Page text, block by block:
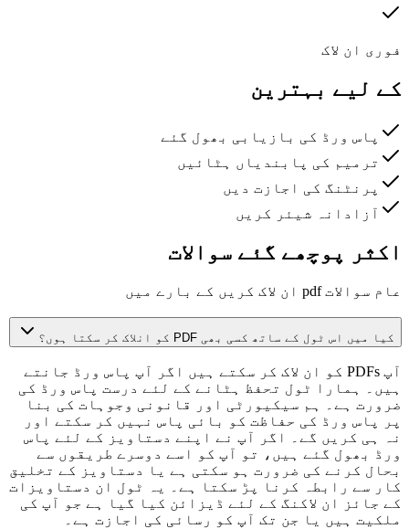
فوری ان لاک
کے لیے بہترین
پاس ورڈ کی بازیابی بھول گئے
ترمیم کی پابندیاں ہٹائیں
پرنٹنگ کی اجازت دیں
آزادانہ شیئر کریں
اکثر پوچھے گئے سوالات
عام سوالات pdf ان لاک کریں کے بارے میں
کیا میں اس ٹول کے ساتھ کسی بھی PDF کو انلاک کر سکتا ہوں؟
آپ PDFs کو ان لاک کر سکتے ہیں اگر آپ پاس ورڈ جانتے
ہیں۔ ہمارا ٹول تحفظ ہٹانے کے لئے درست پاس ورڈ کی
ضرورت ہے۔ ہم سیکیورٹی اور قانونی وجوہات کی بنا
پر پاس ورڈ کی حفاظت کو بائی پاس نہیں کر سکتے اور
نہ ہی کریں گے۔ اگر آپ نے اپنے دستاویز کے لئے پاس
ورڈ بھول گئے ہیں، تو آپ کو اسے دوسرے طریقوں سے
بحال کرنے کی ضرورت ہو سکتی ہے یا دستاویز کے تخلیق
کار سے رابطہ کرنا پڑ سکتا ہے۔ یہ ٹول ان دستاویزات
کے جائز ان لاکنگ کے لئے ڈیزائن کیا گیا ہے جو آپ کی
ملکیت ہیں یا جن تک آپ کو رسائی کی اجازت ہے۔